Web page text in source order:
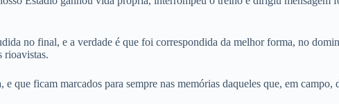
no final, e a verdade é que foi correspondida da melhor forma, no
rioavistas.
que ficam marcados para sempre nas memórias daqueles que, em